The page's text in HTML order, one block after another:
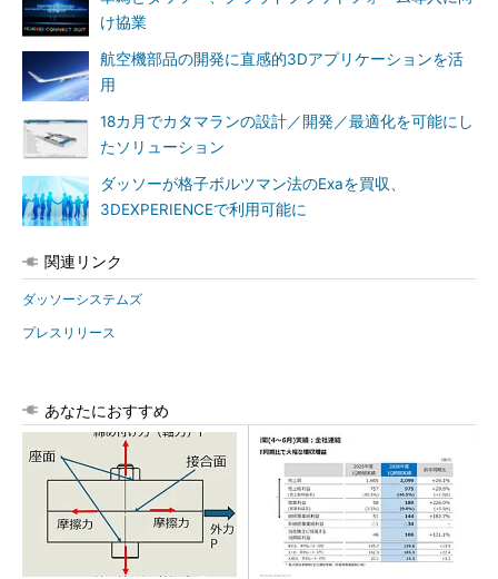
け協業
航空機部品の開発に直感的3Dアプリケーションを活
用
18カ月でカタマランの設計／開発／最適化を可能にし
たソリューション
ダッソーが格子ボルツマン法のExaを買収、
3DEXPERIENCEで利用可能に
関連リンク
ダッソーシステムズ
プレスリリース
あなたにおすすめ